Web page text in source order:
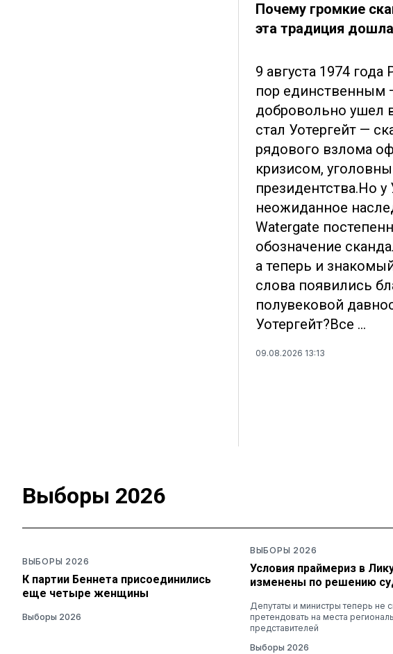
Почему громкие
эта традиция
9 августа 1974
пор единственным
добровольно ушел
стал Уотергейт —
рядового взлома
кризисом,
президентства.Но
неожиданное
Watergate
обозначение
а теперь и
слова появились
полувековой
Уотергейт?Все …
09.08.2026 13:13
Выборы 2026
ВЫБОРЫ 2026
К партии Беннета присоединились
еще четыре женщины
Выборы 2026
ВЫБОРЫ 2026
Условия праймериз в
изменены по решению
Депутаты и министры теперь не
претендовать на места
представителей
Выборы 2026